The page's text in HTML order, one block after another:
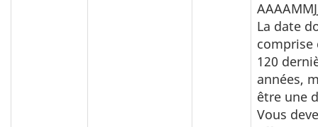
La date
comprise
120
années,
être une
Vous